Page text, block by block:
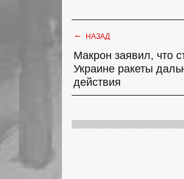
← НАЗАД
Макрон заявил, что
Украине ракеты
действия